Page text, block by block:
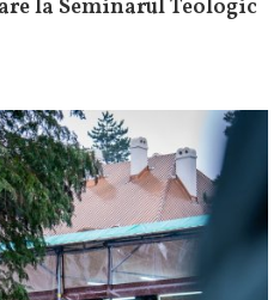
la Seminarul Teologic